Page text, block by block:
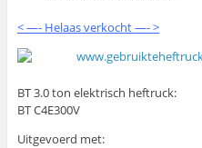
< —- Helaas verkocht —- >
BT 3.0 ton elektrisch heftruck:
BT C4E300V
Uitgevoerd met: